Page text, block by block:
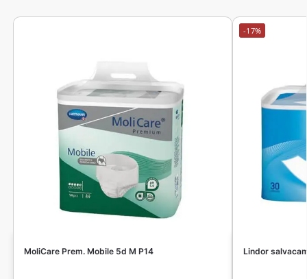
MoliCare Prem. Mobile 5d M P14
-17%
Lindor